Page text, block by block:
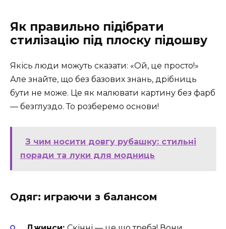
Як правильно підібрати
стилізацію під плоску підошву
Якісь люди можуть сказати: «Ой, це просто!»
Але знайте, що без базових знань, дрібниць
бути не може. Це як малювати картину без фарб
— безглуздо. То розберемо основи!
З чим носити довгу рубашку: стильні
поради та луки для модниць
Одяг: играючи з балансом